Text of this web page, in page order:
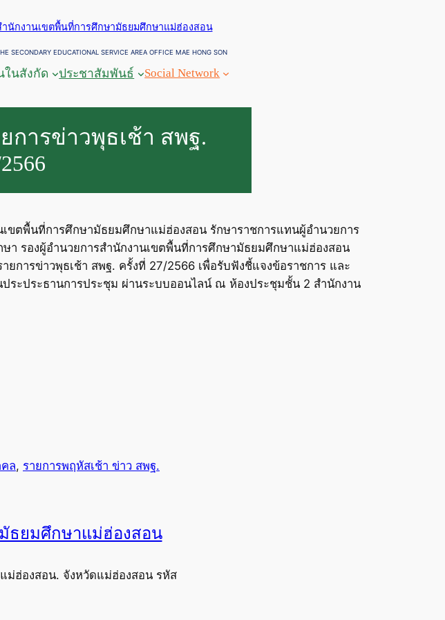
ำนักงานเขตพื้นที่การศึกษามัธยมศึกษาแม่ฮ่องสอน
SECONDARY EDUCATIONAL SERVICE AREA OFFICE MAE HONG SON
ในสังกัด ประชาสัมพันธ์ Social Network
การข่าวพุธเช้า สพฐ.
ขตพื้นที่การศึกษามัธยมศึกษาแม่ฮ่องสอน รักษาราชการแทนผู้อำนวยการ
รองผู้อำนวยการสำนักงานเขตพื้นที่การศึกษามัธยมศึกษาแม่ฮ่องสอน
การข่าวพุธเช้า สพฐ. ครั้งที่ 27/2566 เพื่อรับฟังชี้แจงข้อราชการ และ
ระประธานการประชุม ผ่านระบบออนไลน์ ณ ห้องประชุมชั้น 2 สำนักงาน
ล, รายการพฤหัสเช้า ข่าว สพฐ.
ธยมศึกษาแม่ฮ่องสอน
ม่ฮ่องสอน. จังหวัดแม่ฮ่องสอน รหัส